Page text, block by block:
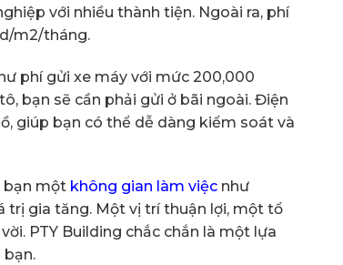
với nhiều thành tiện. Ngoài ra, phí
m2/tháng.
phí gửi xe máy với mức 200,000
bạn sẽ cần phải gửi ở bãi ngoài. Điện
giúp bạn có thể dễ dàng kiểm soát và
bạn một không gian làm việc như
trị gia tăng. Một vị trí thuận lợi, một tổ
PTY Building chắc chắn là một lựa
bạn.